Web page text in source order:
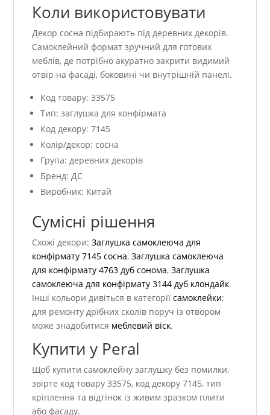
Коли використовувати
Декор сосна підбирають під деревних декорів.
Самоклейний формат зручний для готових
меблів, де потрібно акуратно закрити видимий
отвір на фасаді, боковині чи внутрішній панелі.
Код товару: 33575
Тип: заглушка для конфірмата
Код декору: 7145
Колір/декор: сосна
Група: деревних декорів
Бренд: ДС
Виробник: Китай
Сумісні рішення
Схожі декори:Заглушка самоклеюча для
конфірмату 7145 сосна,Заглушка самоклеюча
для конфірмату 4763 дуб сонома,Заглушка
самоклеюча для конфірмату 3144 дуб клондайк.
Інші кольори дивіться в категоріїсамоклейки;
для ремонту дрібних сколів поруч із отвором
може знадобитися меблевий віск.
Купити у Peral
Щоб купити самоклейну заглушку без помилки,
звірте код товару 33575, код декору 7145, тип
кріплення та відтінок із живим зразком плити
або фасаду.